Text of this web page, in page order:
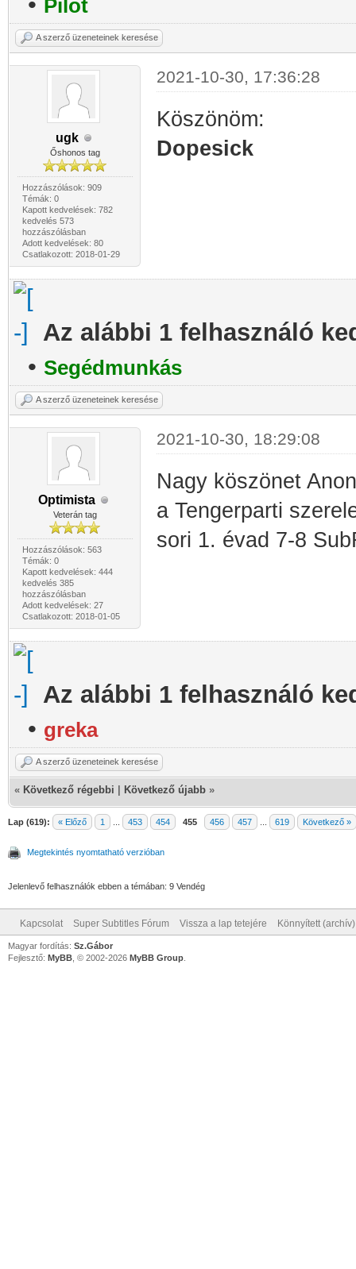
Pilot
A szerző üzeneteinek keresése
ugk
Őshonos tag
Hozzászólások: 909
Témák: 0
Kapott kedvelések: 782
kedvelés 573
hozzászólásban
Adott kedvelések: 80
Csatlakozott: 2018-01-29
2021-10-30, 17:36:28
Köszönöm:
Dopesick
Az alábbi 1 felhasználó
• Segédmunkás
A szerző üzeneteinek keresése
Optimista
Veterán tag
Hozzászólások: 563
Témák: 0
Kapott kedvelések: 444
kedvelés 385
hozzászólásban
Adott kedvelések: 27
Csatlakozott: 2018-01-05
2021-10-30, 18:29:08
Nagy köszönet
a Tengerparti
sori 1. évad 7-8
Az alábbi 1 felhasználó
• greka
A szerző üzeneteinek keresése
« Következő régebbi Következő újabb »
Lap (619): « Előző 1 453 454 455 456 457 619 Következő »
Megtekintés nyomtatható verzióban
Jelenlevő felhasználók ebben a témában: 9 Vendég
Kapcsolat Super Subtitles Fórum Vissza a lap tetejére Könnyített
Magyar fordítás: Sz.Gábor
Fejlesztő: MyBB , © 2002-2026 MyBB Group